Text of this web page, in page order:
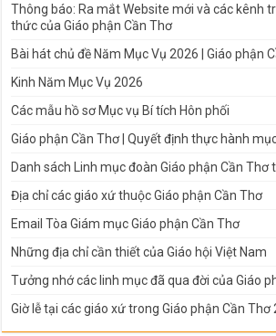
Thông báo: Ra mắt Website mới và các kênh
thức của Giáo phận Cần Thơ
Bài hát chủ đề Năm Mục Vụ 2026 | Giáo phận
Kinh Năm Mục Vụ 2026
Các mẫu hồ sơ Mục vụ Bí tích Hôn phối
Giáo phận Cần Thơ | Quyết định thực hành
Danh sách Linh mục đoàn Giáo phận Cần
Địa chỉ các giáo xứ thuộc Giáo phận Cần Thơ
Email Tòa Giám mục Giáo phận Cần Thơ
Những địa chỉ cần thiết của Giáo hội Việt Nam
Tưởng nhớ các linh mục đã qua đời của Giáo
Giờ lễ tại các giáo xứ trong Giáo phận Cần Thơ